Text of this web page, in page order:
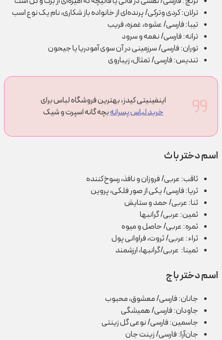
ترلان: کردی وترکی/ پرنده‌ای از خانواده باز شکاری، نام یک نوع اسب
تیبا: فارسی/ عشوه، غمزه، فریب
ترانه: فارسی/ نغمه و سرود
توران: فارسی/ سرزمینی در آن سوی آمودریا یا جیحون
تندیس: فارسی/ تمثال، زیباروی
اینفینیتی کیدز، بهترین فروشگاه لباس برای
خرید لباس پسرانهبچه گانه اسپرت و شیک
اسم دختر با ث
ثاقب: عربی/ فروزان و نافذ، رسوخ‌کننده
ثریا: فارسی/ یکی از صور فلکی، پروین
ثنا: عربی/ حمد و ستایش
ثمین: عربی/ گرانبها
ثمره: عربی/ حاصل و میوه
ثراء: عربی/ ثروت، فراوانی پول
ثمینا: عربی/گرانبها، ارزشمند
اسم دختر با ج
جانان: فارسی/ معشوق، محبوب
جاودان: فارسی/ همیشگی
جاسمین: فارسی/ نوعی گل زینتی
جان‌آرا: فارسی/ زینت جان